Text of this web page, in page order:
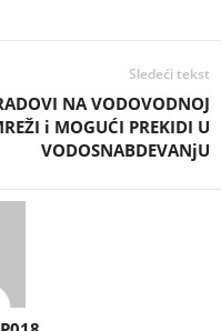
Sledeći tekst
NA VODOVODNOJ
i MOGUĆI PREKIDI U
VODOSNABDEVANjU